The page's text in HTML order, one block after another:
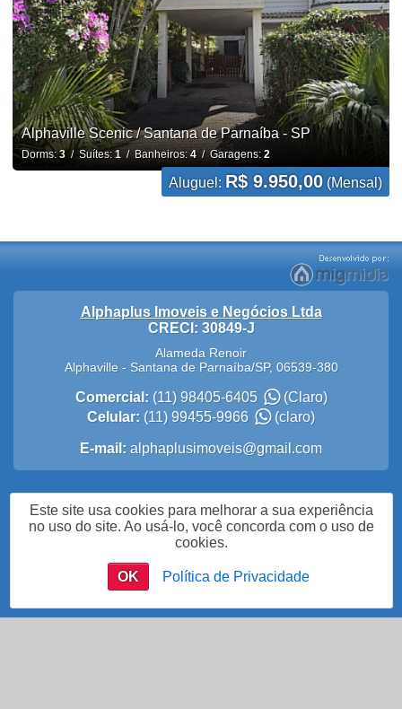
Alphaville Scenic / Santana de Parnaíba - SP
Dorms:3/ Suítes: 1/ Banheiros: 4/ Garagens: 2
Aluguel: R$ 9.950,00 (Mensal)
Me Chame no WhatsApp
Alphaplus Imoveis e Negócios Ltda
CRECI: 30849-J
Alameda Renoir
Alphaville- Santana de Parnaíba/SP, 06539-380
Comercial: (11) 98405-6405
(Claro)
Celular: (11) 99455-9966 (claro)
E-mail: alphaplusimoveis@gmail.com
Política de Privacidade
Este site usa cookies para melhorar a sua experiência
no uso do site. Ao usá-lo, você concorda com o uso de
cookies.
OK Política de Privacidade